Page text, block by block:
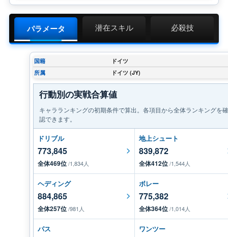
パラメータ 潜在スキル 必殺技
国籍
ドイツ
所属
ドイツ (JY)
行動別の実戦合算値
キャラランキングの初期条件で算出。各項目から全体ランキングを確
認できます。
ドリブル
773,845
全体469位/1,834人
地上シュート
839,872
全体412位/1,544人
ヘディング
884,865
全体257位/981人
ボレー
775,382
全体364位/1,014人
パス ワンツー